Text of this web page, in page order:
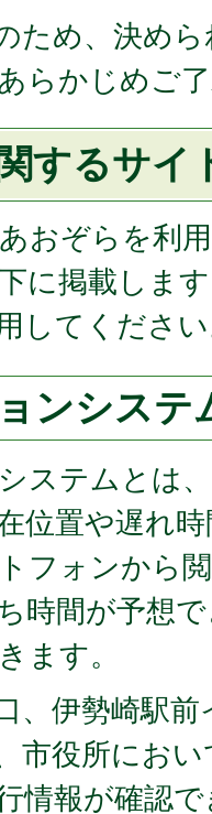
ため、決め
らかじめご
するサイ
おぞらを利
に掲載しま
してくださ
ンシステ
ステムとは
位置や遅れ
フォンから
時間が予想
ます。
、伊勢崎駅
市役所にお
情報が確認